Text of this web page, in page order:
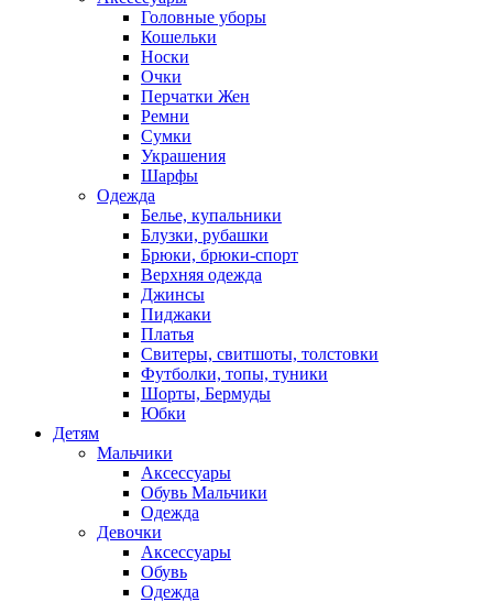
Головные уборы
Кошельки
Носки
Очки
Перчатки Жен
Ремни
Сумки
Украшения
Шарфы
Одежда
Белье, купальники
Блузки, рубашки
Брюки, брюки-спорт
Верхняя одежда
Джинсы
Пиджаки
Платья
Свитеры, свитшоты, толстовки
Футболки, топы, туники
Шорты, Бермуды
Юбки
Детям
Мальчики
Аксессуары
Обувь Мальчики
Одежда
Девочки
Аксессуары
Обувь
Одежда